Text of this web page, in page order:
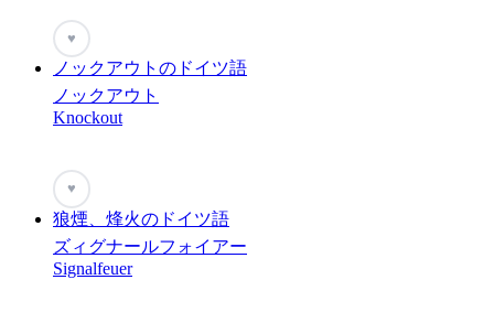
♥
ノックアウトのドイツ語
ノックアウト
Knockout
♥
狼煙、烽火のドイツ語
ズィグナールフォイアー
Signalfeuer